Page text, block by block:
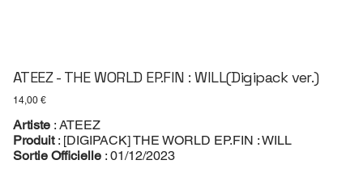
ATEEZ - THE WORLD EP.FIN : WILL(Digipack ver.)
Prix
14,00 €
Artiste: ATEEZ
Produit: [DIGIPACK] THE WORLD EP.FIN : WILL
Sortie Officielle: 01/12/2023